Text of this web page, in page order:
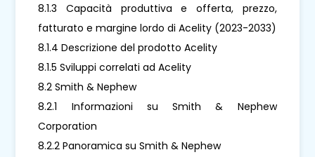
8.1.3 Capacità produttiva e offerta, prezzo,
fatturato e margine lordo di Acelity (2023-2033)
8.1.4 Descrizione del prodotto Acelity
8.1.5 Sviluppi correlati ad Acelity
8.2 Smith & Nephew
8.2.1 Informazioni su Smith & Nephew
Corporation
8.2.2 Panoramica su Smith & Nephew